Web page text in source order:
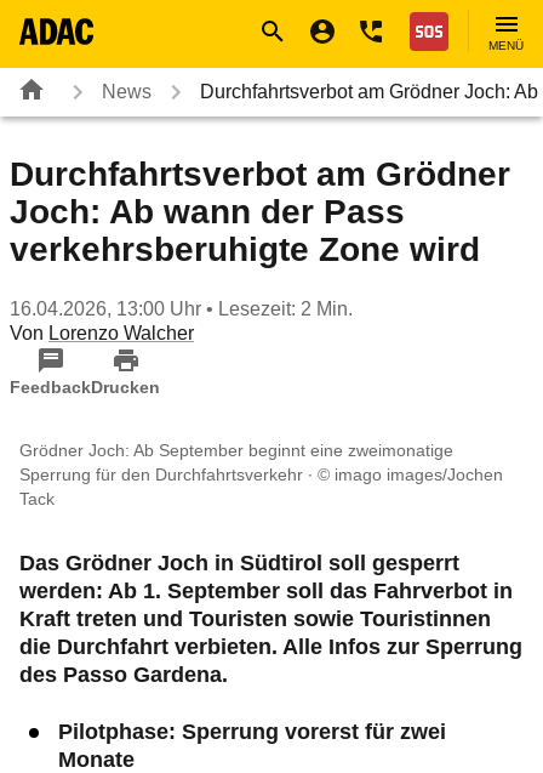
Nothilfe
MENÜ
News Durchfahrtsverbot am Grödner Joch:
Durchfahrtsverbot am Grödner
Joch: Ab wann der Pass
verkehrsberuhigte Zone wird
16.04.2026, 13:00 Uhr • Lesezeit: 2 Min.
Von Lorenzo Walcher
FeedbackDrucken
Grödner Joch: Ab September beginnt eine zweimonatige
Sperrung für den Durchfahrtsverkehr
© imago images/Jochen
Tack
Das Grödner Joch in Südtirol soll gesperrt
werden: Ab 1. September soll das Fahrverbot in
Kraft treten und Touristen sowie Touristinnen
die Durchfahrt verbieten. Alle Infos zur Sperrung
des Passo Gardena.
Pilotphase: Sperrung vorerst für zwei
Monate